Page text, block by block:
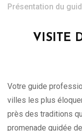
Présentation du
VISITE
Votre guide
villes les plus
près des traditions
promenade guidée